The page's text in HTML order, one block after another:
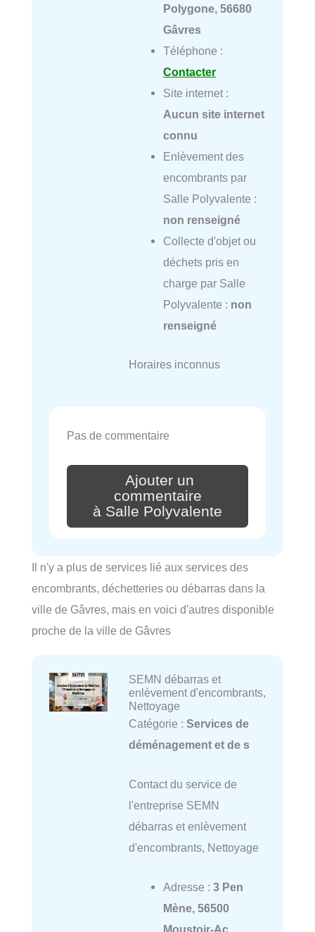
Polygone, 56680
Gâvres
Téléphone :
Contacter
Site internet :
Aucun site internet
connu
Enlèvement des
encombrants par
Salle Polyvalente :
non renseigné
Collecte d'objet ou
déchets pris en
charge par Salle
Polyvalente : non
renseigné
Horaires inconnus
Pas de commentaire
Ajouter un
commentaire
à Salle Polyvalente
Il n'y a plus de services lié aux services des
encombrants, déchetteries ou débarras dans la
ville de Gâvres, mais en voici d'autres disponible
proche de la ville de Gâvres
SEMN débarras et
enlèvement d'encombrants,
Nettoyage
Catégorie : Services de
déménagement et de s
Contact du service de
l'entreprise SEMN
débarras et enlèvement
d'encombrants, Nettoyage
Adresse : 3 Pen
Mène, 56500
Moustoir-Ac